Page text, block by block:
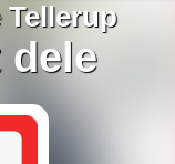
Tellerup